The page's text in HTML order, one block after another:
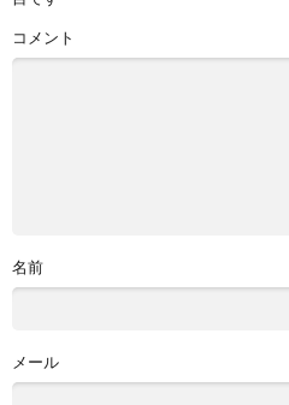
コメント
名前
メール